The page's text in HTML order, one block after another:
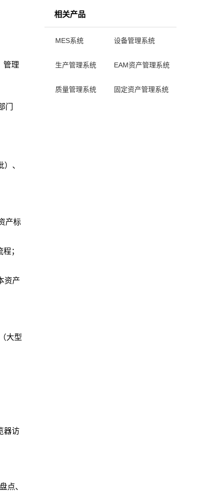
管理
、
产标
；
资产
大型
器访
点、
相关产品
MES系统 设备管理系统
生产管理系统 EAM资产管理系统
质量管理系统 固定资产管理系统